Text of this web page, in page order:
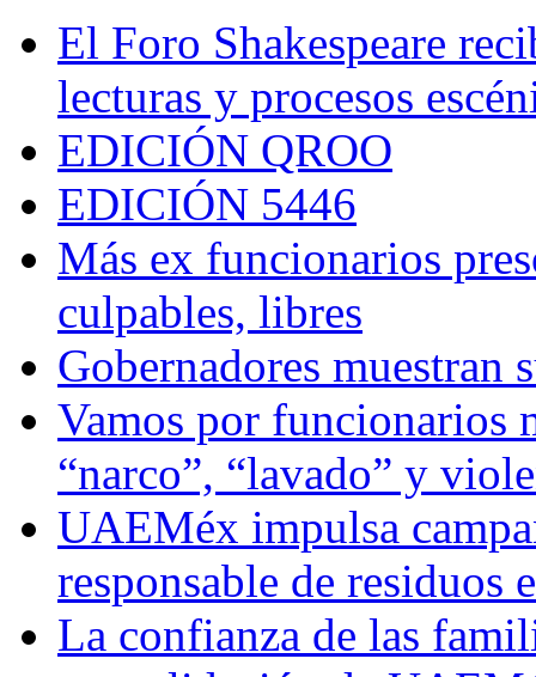
El Foro Shakespeare
lecturas y procesos
EDICIÓN QROO
EDICIÓN 5446
Más ex funcionarios
culpables, libres
Gobernadores muestran
Vamos por funcionarios
“narco”, “lavado” y
UAEMéx impulsa
responsable de residuos
La confianza de las